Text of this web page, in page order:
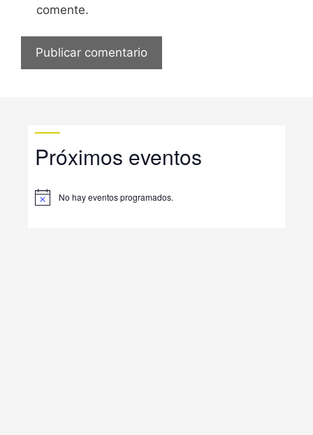
comente.
Próximos eventos
No hay eventos programados.